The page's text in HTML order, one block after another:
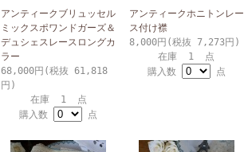
アンティークブリュッセル
ミックスポワンドガーズ＆
デュシェスレースロングカ
ラー
68,000円(税抜 61,818
円)
在庫 1 点
購入数
点
アンティークホニトンレー
ス付け襟
8,000円(税抜 7,273円)
在庫 1 点
購入数
点